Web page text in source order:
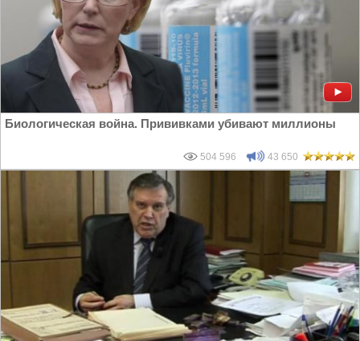
Биологическая война. Прививками убивают миллионы
504 596 43 650